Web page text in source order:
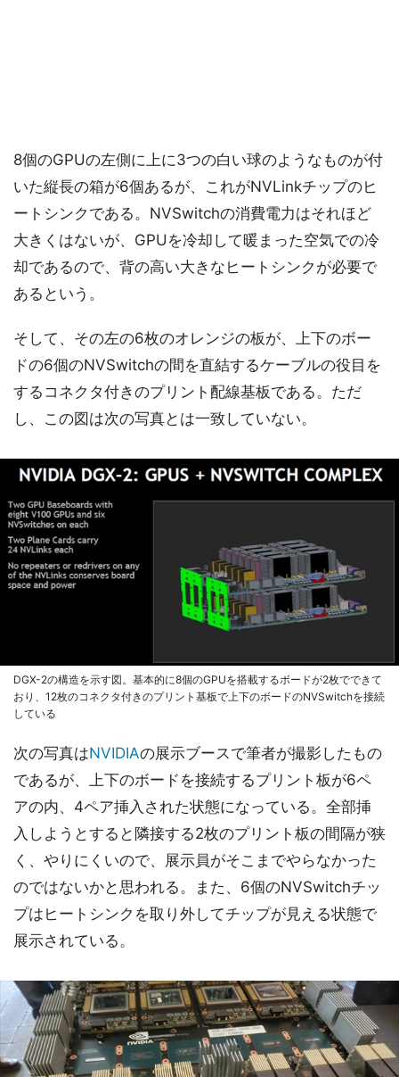
8個のGPUの左側に上に3つの白い球のようなものが付
いた縦長の箱が6個あるが、これがNVLinkチップのヒ
ートシンクである。NVSwitchの消費電力はそれほど
大きくはないが、GPUを冷却して暖まった空気での冷
却であるので、背の高い大きなヒートシンクが必要で
あるという。
そして、その左の6枚のオレンジの板が、上下のボー
ドの6個のNVSwitchの間を直結するケーブルの役目を
するコネクタ付きのプリント配線基板である。ただ
し、この図は次の写真とは一致していない。
DGX-2の構造を示す図。基本的に8個のGPUを搭載するボードが2枚でできて
おり、12枚のコネクタ付きのプリント基板で上下のボードのNVSwitchを接続
している
次の写真はNVIDIAの展示ブースで筆者が撮影したもの
であるが、上下のボードを接続するプリント板が6ペ
アの内、4ペア挿入された状態になっている。全部挿
入しようとすると隣接する2枚のプリント板の間隔が狭
く、やりにくいので、展示員がそこまでやらなかった
のではないかと思われる。また、6個のNVSwitchチッ
プはヒートシンクを取り外してチップが見える状態で
展示されている。